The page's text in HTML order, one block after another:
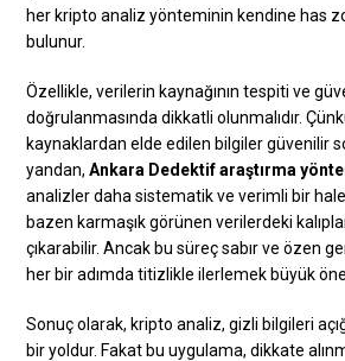
her kripto analiz yönteminin kendine has
bulunur.
Özellikle, verilerin kaynağının tespiti ve
doğrulanmasında dikkatli olunmalıdır.
kaynaklardan elde edilen bilgiler güvenilir
yandan,Ankara Dedektif araştırma
analizler daha sistematik ve verimli bir
bazen karmaşık görünen verilerdeki
çıkarabilir. Ancak bu süreç sabır ve özen
her bir adımda titizlikle ilerlemek büyük
Sonuç olarak, kripto analiz, gizli bilgileri
bir yoldur. Fakat bu uygulama, dikkate